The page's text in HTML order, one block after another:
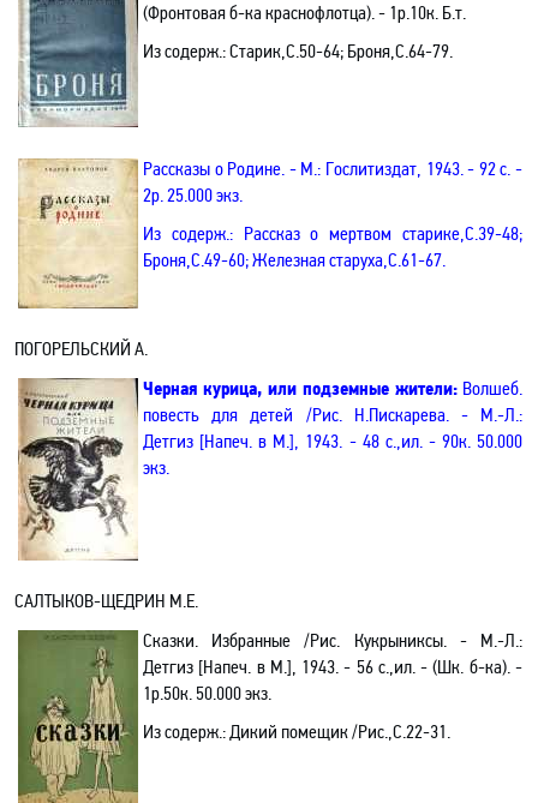
(Фронтовая б-ка краснофлотца). - 1р.10к. Б.т.
Из содерж.:Старик,С.50-64; Броня,С.64-79.
Рассказы о Родине. - М.: Гослитиздат, 1943. - 92 с. -
2р. 25.000 экз.
Из содерж.: Рассказ о мертвом старике,С.39-48;
Броня,С.49-60; Железная старуха,С.61-67.
ПОГОРЕЛЬСКИЙ А.
Черная курица, или подземные жители: Волшеб.
повесть для детей /Рис. Н.Пискарева. - М.-Л.:
Детгиз [Напеч. в М.], 1943. - 48 с.,ил. - 90к. 50.000
экз.
САЛТЫКОВ-ЩЕДРИН М.Е.
Сказки. Избранные /Рис. Кукрыниксы. - М.-Л.:
Детгиз [Напеч. в М.], 1943. - 56 с.,ил. - (Шк. б-ка). -
1р.50к. 50.000 экз.
Из содерж.:Дикий помещик /Рис.,С.22-31.